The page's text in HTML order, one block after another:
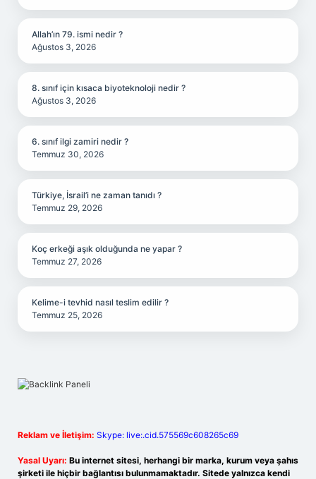
Allah’ın 79. ismi nedir ?
Ağustos 3, 2026
8. sınıf için kısaca biyoteknoloji nedir ?
Ağustos 3, 2026
6. sınıf ilgi zamiri nedir ?
Temmuz 30, 2026
Türkiye, İsrail’i ne zaman tanıdı ?
Temmuz 29, 2026
Koç erkeği aşık olduğunda ne yapar ?
Temmuz 27, 2026
Kelime-i tevhid nasıl teslim edilir ?
Temmuz 25, 2026
Reklam ve İletişim: Skype: live:.cid.575569c608265c69
Yasal Uyarı: Bu internet sitesi, herhangi bir marka, kurum veya şahıs
şirketi ile hiçbir bağlantısı bulunmamaktadır. Sitede yalnızca kendi